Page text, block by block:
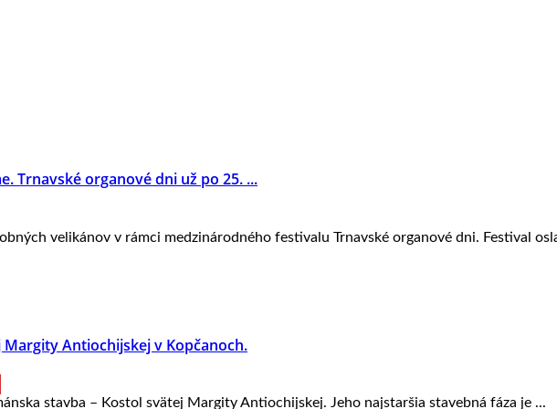
Trnavské organové dni už po 25. ...
velikánov v rámci medzinárodného festivalu Trnavské organové dni. Festival
Antiochijskej v Kopčanoch.
stavba – Kostol svätej Margity Antiochijskej. Jeho najstaršia stavebná fáza je ...